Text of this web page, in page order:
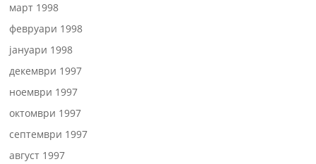
март 1998
февруари 1998
јануари 1998
декември 1997
ноември 1997
октомври 1997
септември 1997
август 1997